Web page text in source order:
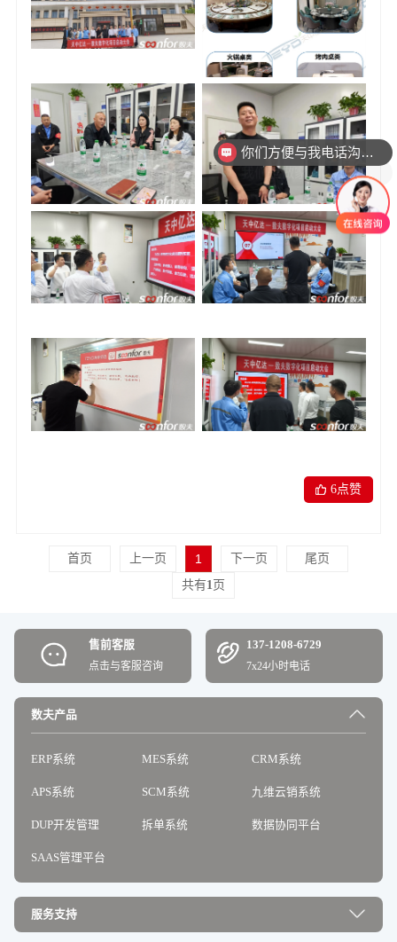
6点赞
首页 上一页 1 下一页
尾页
共有1 页
售前客服
点击与客服咨询
137-1208-6729
7x24小时电话
数夫产品
ERP系统 MES系统 CRM系统
APS系统 SCM系统 九维云销系统
DUP开发管理 拆单系统 数据协同平台
SAAS管理平台
服务支持
我们是做家具，想咨询一下ERP MES CRM
你们方便与我电话沟通吗